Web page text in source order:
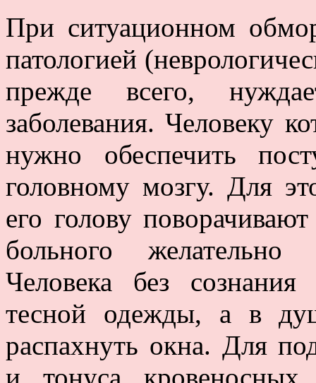
При ситуационном
патологией
прежде всего,
заболевания. Человеку
нужно обеспечить
головному мозгу. Для
его голову
больного
Человека без
тесной одежды, а в
распахнуть окна. Для
и тонуса кровеносных